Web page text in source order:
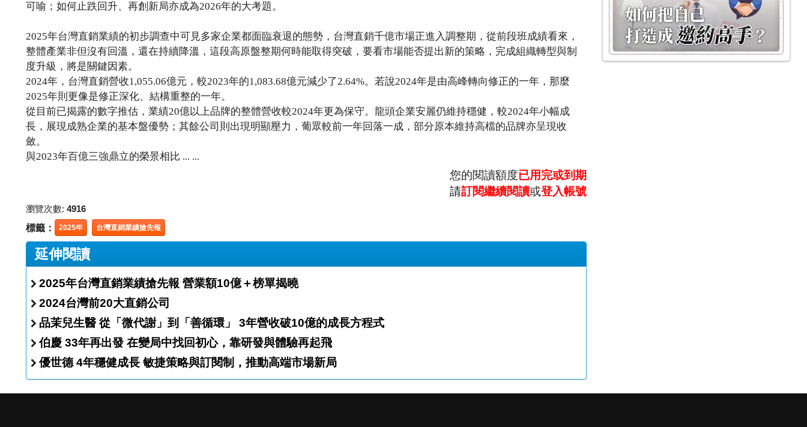
可喻；如何止跌回升、再創新局亦成為2026年的大考題。
2025年台灣直銷業績的初步調查中可見多家企業都面臨衰退的態勢，台灣直銷千億市場正進入調整期，從前段班成績看來，
整體產業非但沒有回溫，還在持續降溫，這段高原盤整期何時能取得突破，要看市場能否提出新的策略，完成組織轉型與制
度升級，將是關鍵因素。
2024年，台灣直銷營收1,055.06億元，較2023年的1,083.68億元減少了2.64%。若說2024年是由高峰轉向修正的一年，那麼
2025年則更像是修正深化、結構重整的一年。
從目前已揭露的數字推估，業績20億以上品牌的整體營收較2024年更為保守。龍頭企業安麗仍維持穩健，較2024年小幅成
長，展現成熟企業的基本盤優勢；其餘公司則出現明顯壓力，葡眾較前一年回落一成，部分原本維持高檔的品牌亦呈現收
斂。
與2023年百億三強鼎立的榮景相比 ... ...
您的閱讀額度已用完或到期
請訂閱繼續閱讀或登入帳號
瀏覽次數: 4916
標籤： 2025年 台灣直銷業績搶先報
延伸閱讀
2025年台灣直銷業績搶先報 營業額10億＋榜單揭曉
2024台灣前20大直銷公司
品茉兒生醫 從「微代謝」到「善循環」 3年營收破10億的成長方程式
伯慶 33年再出發 在變局中找回初心，靠研發與體驗再起飛
優世德 4年穩健成長 敏捷策略與訂閱制，推動高端市場新局